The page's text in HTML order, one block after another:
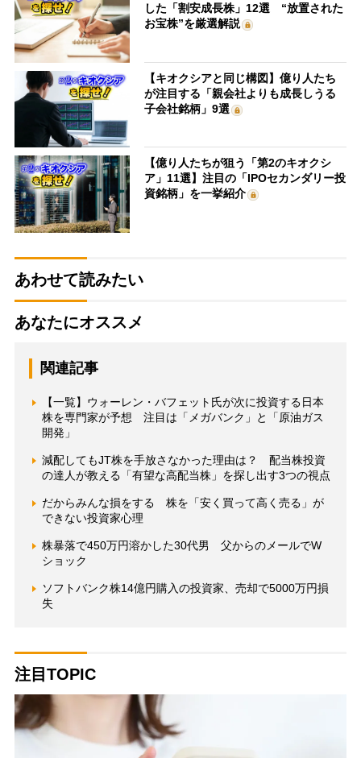
した「割安成長株」12選 “放置された
お宝株”を厳選解説
【キオクシアと同じ構図】億り人たち
が注目する「親会社よりも成長しうる
子会社銘柄」9選
【億り人たちが狙う「第2のキオクシ
ア」11選】注目の「IPOセカンダリー投
資銘柄」を一挙紹介
あわせて読みたい
あなたにオススメ
関連記事
【一覧】ウォーレン・バフェット氏が次に投資する日本
株を専門家が予想 注目は「メガバンク」と「原油ガス
開発」
減配してもJT株を手放さなかった理由は？ 配当株投資
の達人が教える「有望な高配当株」を探し出す3つの視点
だからみんな損をする 株を「安く買って高く売る」が
できない投資家心理
株暴落で450万円溶かした30代男 父からのメールでW
ショック
ソフトバンク株14億円購入の投資家、売却で5000万円損
失
注目TOPIC